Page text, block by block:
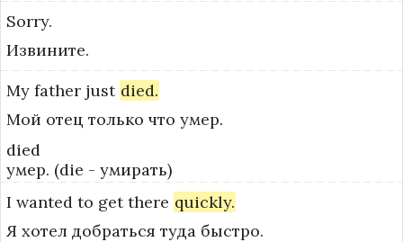
Sorry.
Извините.
My father just died.
Мой отец только что умер.
died
умер. (die - умирать)
I wanted to get there quickly.
Я хотел добраться туда быстро.